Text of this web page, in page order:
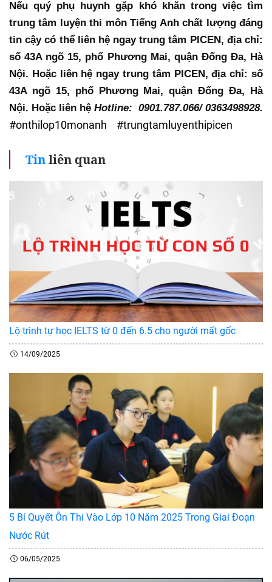
Nếu quý phụ huynh gặp khó khăn trong việc tìm
trung tâm luyện thi môn Tiếng Anh chất lượng đáng
tin cậy có thể liên hệ ngay trung tâm PICEN, địa chỉ:
số 43A ngõ 15, phố Phương Mai, quận Đống Đa, Hà
Nội. Hoặc liên hệ ngay trung tâm PICEN, địa chỉ: số
43A ngõ 15, phố Phương Mai, quận Đống Đa, Hà
Nội. Hoặc liên hệ Hotline:  0901.787.066/ 0363498928.
#onthilop10monanh #trungtamluyenthipicen
Tinliên quan
Lộ trình tự học IELTS từ 0 đến 6.5 cho người mất gốc
14/09/2025
5 Bí Quyết Ôn Thi Vào Lớp 10 Năm 2025 Trong Giai Đoạn
Nước Rút
06/05/2025